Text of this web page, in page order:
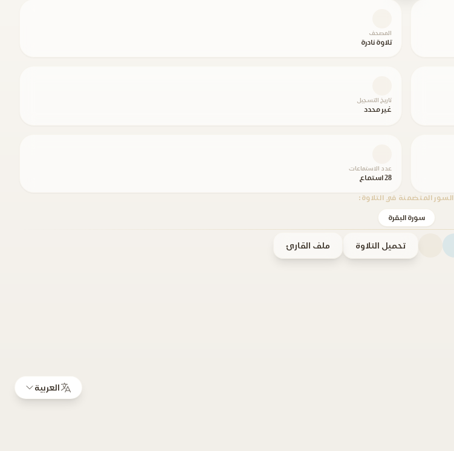
المصحف
تلاوة نادرة
تاريخ التسجيل
غير محدد
عدد الاستماعات
28 استماع
السور المتضمنة في التلاوة:
سورة البقرة
تحميل التلاوة ملف القارئ
العربية